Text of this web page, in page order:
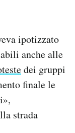
ipotizzato
anche alle
dei gruppi
finale le
strada